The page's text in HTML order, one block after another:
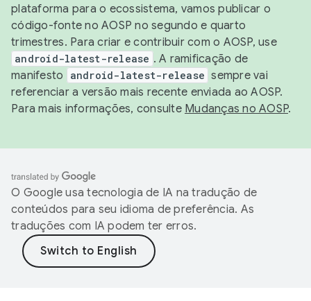
plataforma para o ecossistema, vamos publicar o
código-fonte no AOSP no segundo e quarto
trimestres. Para criar e contribuir com o AOSP, use
android-latest-release . A ramificação de
manifesto
android-latest-release sempre vai
referenciar a versão mais recente enviada ao AOSP.
Para mais informações, consulte Mudanças no AOSP.
O Google usa tecnologia de IA na tradução de
conteúdos para seu idioma de preferência. As
traduções com IA podem ter erros.